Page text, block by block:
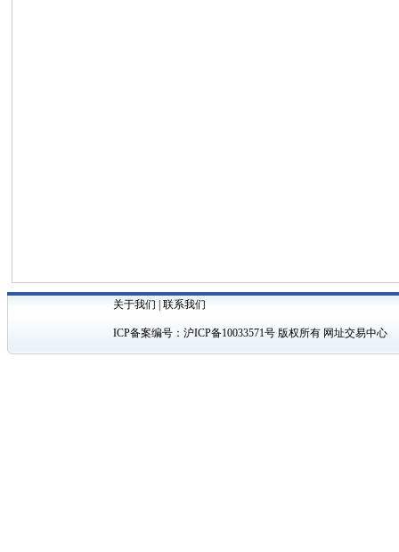
关于我们 |联系我们
ICP备案编号：沪ICP备10033571号 版权所有 网址交易中心